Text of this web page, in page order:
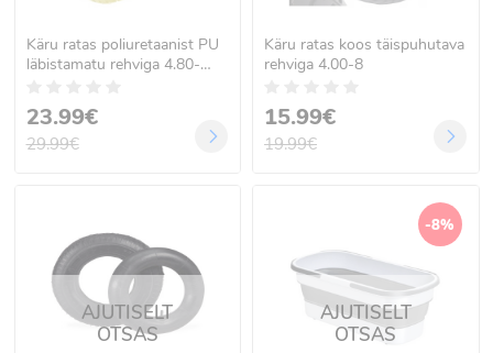
Käru ratas poliuretaanist PU
läbistamatu rehviga 4.80-
23.99€
29.99€
Käru ratas koos täispuhutava
rehviga 4.00-8
15.99€
19.99€
AJUTISELT
OTSAS
-8%
AJUTISELT
OTSAS